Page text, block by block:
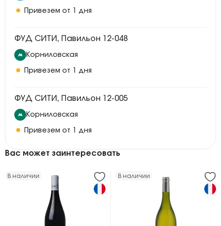
Привезем от 1 дня
ФУД СИТИ, Павильон 12-048
Корниловская
Привезем от 1 дня
ФУД СИТИ, Павильон 12-005
Корниловская
Привезем от 1 дня
Вас может заинтересовать
В наличии В наличии